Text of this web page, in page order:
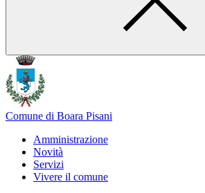
Comune di Boara Pisani
Amministrazione
Novità
Servizi
Vivere il comune